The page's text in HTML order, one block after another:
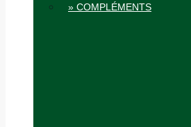
» COMPLÉMENTS